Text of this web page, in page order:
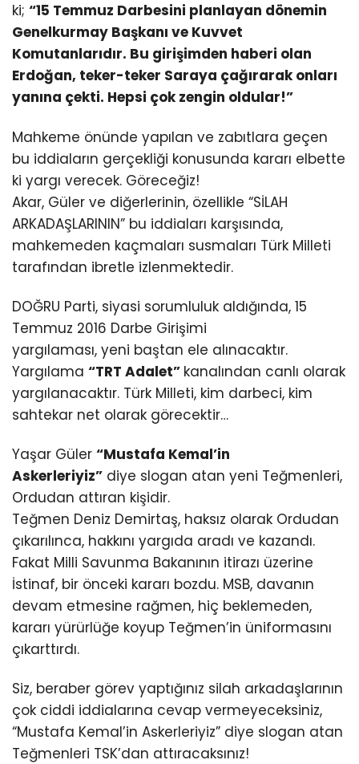
ki; “15 Temmuz Darbesini planlayan dönemin
Genelkurmay Başkanı ve Kuvvet
Komutanlarıdır. Bu girişimden haberi olan
Erdoğan, teker-teker Saraya çağırarak onları
yanına çekti. Hepsi çok zengin oldular!”
Mahkeme önünde yapılan ve zabıtlara geçen
bu iddiaların gerçekliği konusunda kararı elbette
ki yargı verecek. Göreceğiz!
Akar, Güler ve diğerlerinin, özellikle “SİLAH
ARKADAŞLARININ” bu iddiaları karşısında,
mahkemeden kaçmaları susmaları Türk Milleti
tarafından ibretle izlenmektedir.
DOĞRU Parti, siyasi sorumluluk aldığında, 15
Temmuz 2016 Darbe Girişimi
yargılaması, yeni baştan ele alınacaktır.
Yargılama “TRT Adalet” kanalından canlı olarak
yargılanacaktır. Türk Milleti, kim darbeci, kim
sahtekar net olarak görecektir…
Yaşar Güler “Mustafa Kemal’in
Askerleriyiz” diye slogan atan yeni Teğmenleri,
Ordudan attıran kişidir.
Teğmen Deniz Demirtaş, haksız olarak Ordudan
çıkarılınca, hakkını yargıda aradı ve kazandı.
Fakat Milli Savunma Bakanının itirazı üzerine
İstinaf, bir önceki kararı bozdu. MSB, davanın
devam etmesine rağmen, hiç beklemeden,
kararı yürürlüğe koyup Teğmen’in üniformasını
çıkarttırdı.
Siz, beraber görev yaptığınız silah arkadaşlarının
çok ciddi iddialarına cevap vermeyeceksiniz,
“Mustafa Kemal’in Askerleriyiz” diye slogan atan
Teğmenleri TSK’dan attıracaksınız!